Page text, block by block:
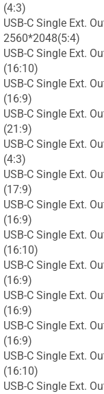
(4:3)
USB-C Single Ext.
2560*2048(5:4)
USB-C Single Ext.
(16:10)
USB-C Single Ext.
(16:9)
USB-C Single Ext.
(21:9)
USB-C Single Ext.
(4:3)
USB-C Single Ext.
(17:9)
USB-C Single Ext.
(16:9)
USB-C Single Ext.
(16:10)
USB-C Single Ext.
(16:9)
USB-C Single Ext.
(16:9)
USB-C Single Ext.
(16:9)
USB-C Single Ext.
(16:10)
USB-C Single Ext.